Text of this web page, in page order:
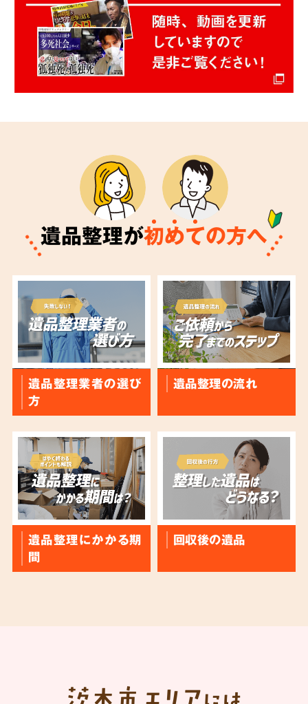
遺品整理が初めての方へ
遺品整理業者の選び
方
遺品整理の流れ
遺品整理にかかる期
間
回収後の遺品
茨木市 エリア には